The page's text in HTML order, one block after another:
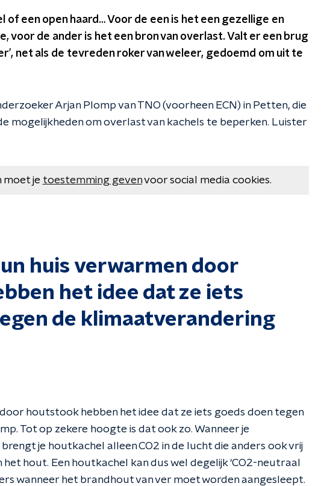
of een open haard… Voor de een is het een gezellige en
voor de ander is het een bron van overlast. Valt er een brug
net als de tevreden roker van weleer, gedoemd om uit te
Arjan Plomp van TNO (voorheen ECN) in Petten, die
mogelijkheden om overlast van kachels te beperken. Luister
moet je toestemming gevenvoor social media cookies.
huis verwarmen door
het idee dat ze iets
de klimaatverandering
door houtstook hebben het idee dat ze iets goeds doen tegen
Tot op zekere hoogte is dat ook zo. Wanneer je
je houtkachel alleen CO2 in de lucht die anders ook vrij
hout. Een houtkachel kan dus wel degelijk ‘CO2-neutraal
wanneer het brandhout van ver moet worden aangesleept.